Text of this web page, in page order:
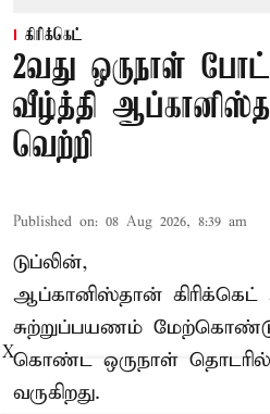
கிரிக்கெட்
2வது ஒருநாள்
வீழ்த்தி
வெற்றி
Published on: 08 Aug 2026, 8:39 am
டுப்லின்,
ஆப்கானிஸ்தான் கிரிக்கெட்
சுற்றுப்பயணம்
கொண்ட ஒருநாள் தொடரில்
வருகிறது.
X